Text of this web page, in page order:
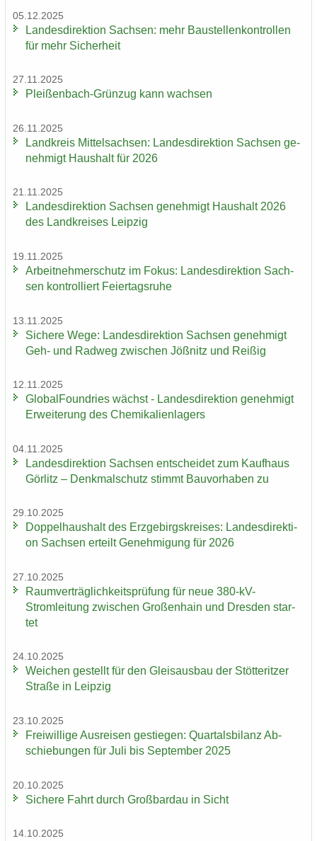
05.12.2025
Lan­des­di­rek­ti­on Sach­sen: mehr Bau­stel­len­kon­trol­len
für mehr Si­cher­heit
27.11.2025
Pleißenbach-​Grünzug kann wach­sen
26.11.2025
Land­kreis Mit­tel­sach­sen: Lan­des­di­rek­ti­on Sach­sen ge­
neh­migt Haus­halt für 2026
21.11.2025
Lan­des­di­rek­ti­on Sach­sen ge­neh­migt Haus­halt 2026
des Land­krei­ses Leip­zig
19.11.2025
Ar­beit­neh­mer­schutz im Fokus: Lan­des­di­rek­ti­on Sach­
sen kon­trol­liert Fei­er­tags­ru­he
13.11.2025
Si­che­re Wege: Lan­des­di­rek­ti­on Sach­sen ge­neh­migt
Geh- und Rad­weg zwi­schen Jöß­nitz und Rei­ßig
12.11.2025
Glo­bal­Found­ries wächst - Lan­des­di­rek­ti­on ge­neh­migt
Er­wei­te­rung des Che­mi­ka­li­en­la­gers
04.11.2025
Lan­des­di­rek­ti­on Sach­sen ent­schei­det zum Kauf­haus
Gör­litz – Denk­mal­schutz stimmt Bau­vor­ha­ben zu
29.10.2025
Dop­pel­haus­halt des Erz­ge­birgs­krei­ses: Lan­des­di­rek­ti­
on Sach­sen er­teilt Ge­neh­mi­gung für 2026
27.10.2025
Ra­um­ver­träg­lich­keits­prü­fung für neue 380-​kV-
Stromleitung zwi­schen Gro­ßen­hain und Dres­den star­
tet
24.10.2025
Wei­chen ge­stellt für den Gleis­aus­bau der Stöt­terit­zer
Stra­ße in Leip­zig
23.10.2025
Frei­wil­li­ge Aus­rei­sen ge­stie­gen: Quar­tals­bi­lanz Ab­
schie­bun­gen für Juli bis Sep­tem­ber 2025
20.10.2025
Si­che­re Fahrt durch Groß­bardau in Sicht
14.10.2025